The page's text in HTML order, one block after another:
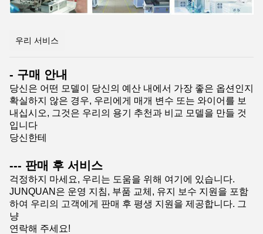
우리 서비스
- 구매 안내
당신은 어떤 모델이 당신의 예산 내에서 가장 좋은 옵션인지
확실하지 않은 경우, 우리에게 매개 변수 또는 와이어를 보
내십시오, 그것은 우리의 용기 추천과 비교 모델을 만들 것
입니다
당신한테
--- 판매 후 서비스
걱정하지 마세요, 우리는 도움을 위해 여기에 있습니다.
JUNQUAN은 운영 지침, 부품 교체, 유지 보수 지원을 포함
하여 우리의 고객에게 판매 후 평생 지원을 제공합니다. 그
냥
연락해 주세요!